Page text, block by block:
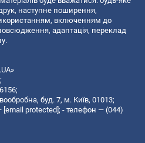
наступне поширення,
включенням до
адаптація, переклад
буд. 7, м. Київ, 01013;
[email protected]; - телефон — (044)